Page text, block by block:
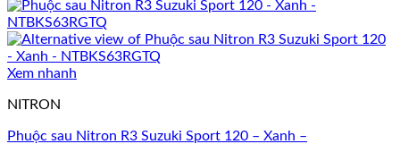
Xem nhanh
NITRON
Phuộc sau Nitron R3 Suzuki Sport 120 – Xanh –